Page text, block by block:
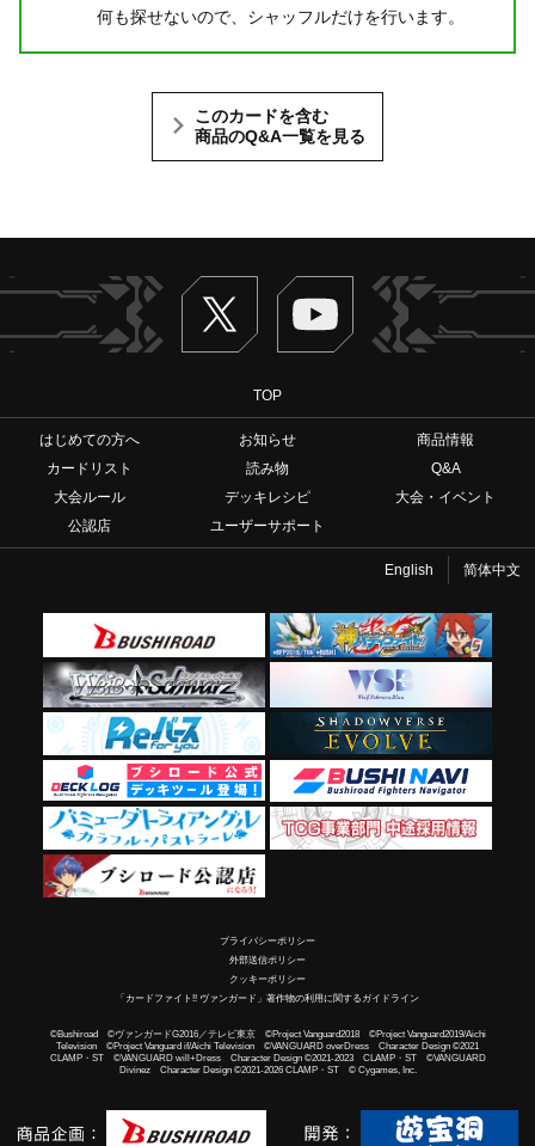
何も探せないので、シャッフルだけを行います。
このカードを含む
商品のQ&A一覧を見る
Twitter ヴァンガードch
TOP
はじめての方へ お知らせ
商品情報
カードリスト
読み物
Q&A
大会ルール
デッキレシピ
大会・イベント
公認店
ユーザーサポート
English 简体中文
プライバシーポリシー
外部送信ポリシー
クッキーポリシー
「カードファイト!! ヴァンガード」著作物の利用に関するガイドライン
©Bushiroad ©ヴァンガードG2016／テレビ東京 ©Project Vanguard2018 ©Project Vanguard2019/Aichi
Television ©Project Vanguard if/Aichi Television ©VANGUARD overDress Character Design ©2021
CLAMP・ST ©VANGUARD will+Dress Character Design ©2021-2023 CLAMP・ST ©VANGUARD
Divinez Character Design ©2021-2026 CLAMP・ST © Cygames, Inc.